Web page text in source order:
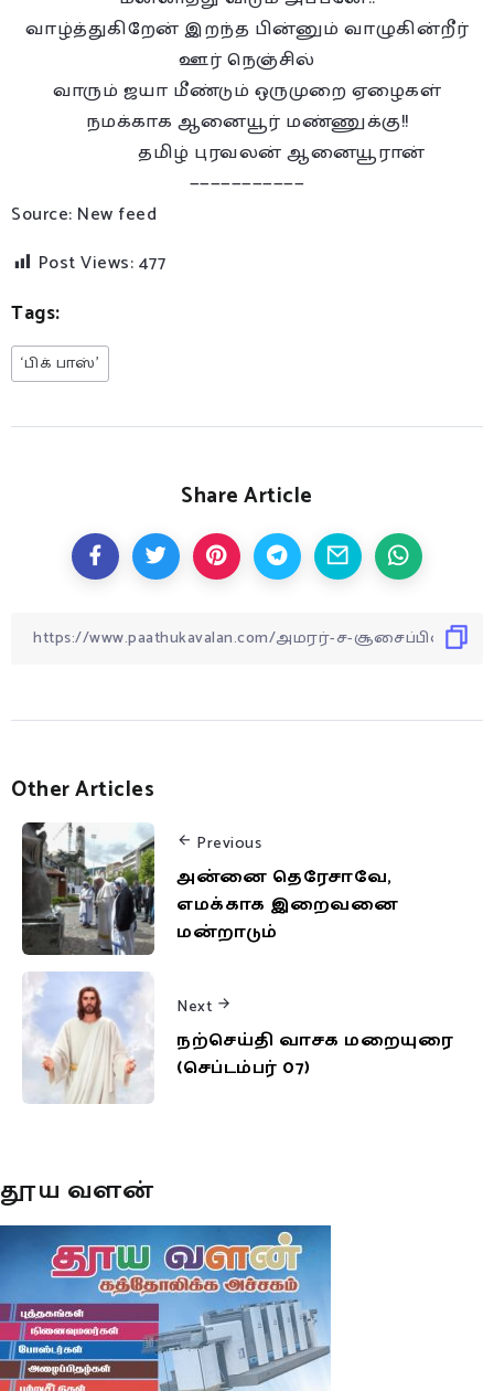
வாழ்த்துகிறேன் இறந்த பின்னும் வாழுகின்றீர்
ஊர் நெஞ்சில்
வாரும் ஜயா மீண்டும் ஒருமுறை ஏழைகள்
நமக்காக ஆனையூர் மண்ணுக்கு!!
தமிழ் புரவலன் ஆனையூரான்
———————————
Source: New feed
Post Views:477
Tags:
‘பிக் பாஸ்’
Share Article
Other Articles
Previous
அன்னை தெரேசாவே,
எமக்காக இறைவனை
மன்றாடும்
Next
நற்செய்தி வாசக மறையுரை
(செப்டம்பர் 07)
தூய வளன்